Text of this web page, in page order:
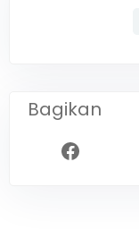
Bagikan